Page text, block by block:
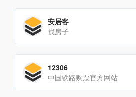
安居客
找房子
12306
中国铁路购票官方网站